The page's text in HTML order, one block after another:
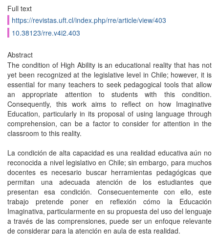
Full text
https://revistas.uft.cl/index.php/rre/article/view/403
10.38123/rre.v4i2.403
Abstract
The condition of High Ability is an educational reality that has not
yet been recognized at the legislative level in Chile; however, it is
essential for many teachers to seek pedagogical tools that allow
an appropriate attention to students with this condition.
Consequently, this work aims to reflect on how Imaginative
Education, particularly in its proposal of using language through
comprehension, can be a factor to consider for attention in the
classroom to this reality.
La condición de alta capacidad es una realidad educativa aún no
reconocida a nivel legislativo en Chile; sin embargo, para muchos
docentes es necesario buscar herramientas pedagógicas que
permitan una adecuada atención de los estudiantes que
presentan esa condición. Consecuentemente con ello, este
trabajo pretende poner en reflexión cómo la Educación
Imaginativa, particularmente en su propuesta del uso del lenguaje
a través de las comprensiones, puede ser un enfoque relevante
de considerar para la atención en aula de esta realidad.